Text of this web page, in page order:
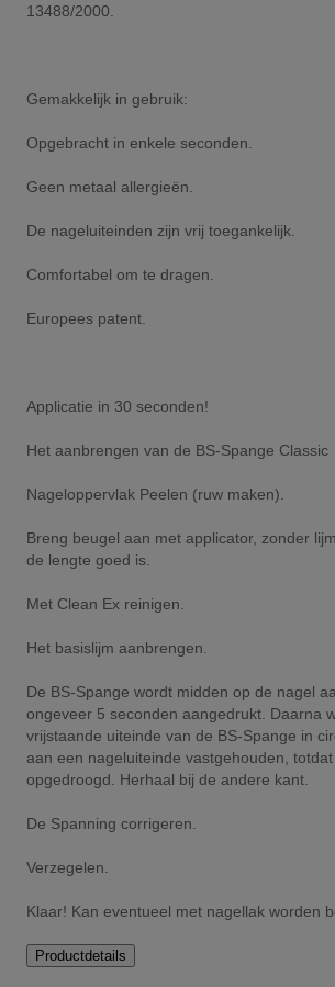
13488/2000.
Gemakkelijk in gebruik:
Opgebracht in enkele seconden.
Geen metaal allergieën.
De nageluiteinden zijn vrij toegankelijk.
Comfortabel om te dragen.
Europees patent.
Applicatie in 30 seconden!
Het aanbrengen van de BS-Spange Classic
Nageloppervlak Peelen (ruw maken).
Breng beugel aan met applicator, zonder
de lengte goed is.
Met Clean Ex reinigen.
Het basislijm aanbrengen.
De BS-Spange wordt midden op de nagel
ongeveer 5 seconden aangedrukt. Daarna
vrijstaande uiteinde van de BS-Spange in
aan een nageluiteinde vastgehouden,
opgedroogd. Herhaal bij de andere kant.
De Spanning corrigeren.
Verzegelen.
Klaar! Kan eventueel met nagellak worden
Productdetails